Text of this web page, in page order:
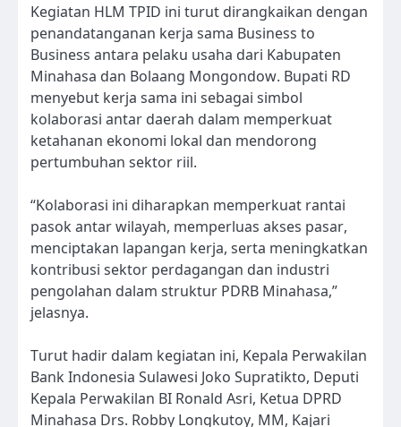
Kegiatan HLM TPID ini turut dirangkaikan dengan
penandatanganan kerja sama Business to
Business antara pelaku usaha dari Kabupaten
Minahasa dan Bolaang Mongondow. Bupati RD
menyebut kerja sama ini sebagai simbol
kolaborasi antar daerah dalam memperkuat
ketahanan ekonomi lokal dan mendorong
pertumbuhan sektor riil.
“Kolaborasi ini diharapkan memperkuat rantai
pasok antar wilayah, memperluas akses pasar,
menciptakan lapangan kerja, serta meningkatkan
kontribusi sektor perdagangan dan industri
pengolahan dalam struktur PDRB Minahasa,”
jelasnya.
Turut hadir dalam kegiatan ini, Kepala Perwakilan
Bank Indonesia Sulawesi Joko Supratikto, Deputi
Kepala Perwakilan BI Ronald Asri, Ketua DPRD
Minahasa Drs. Robby Longkutoy, MM, Kajari